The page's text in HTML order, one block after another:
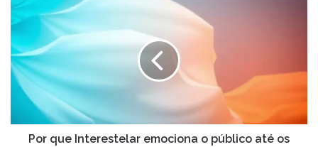
Por
que
Interestelar
emociona
o
público
até
dias
Por que Interestelar emociona o público até os